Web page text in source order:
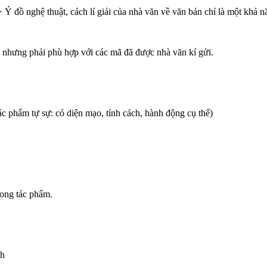
đồ nghệ thuật, cách lí giải của nhà văn về văn bản chỉ là một khả
phải phù hợp với các mã đã được nhà văn kí gửi.
phẩm tự sự: có diện mạo, tính cách, hành động cụ thể)
tác phẩm.